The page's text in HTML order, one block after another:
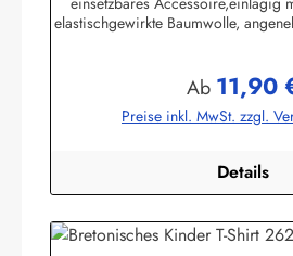
elastischgewirkte Baumwolle,
Bekleidungswerk
Wittmundinfo@modas-
Regulärer
Ab 11,90
Preise inkl. MwSt. zzgl.
Details